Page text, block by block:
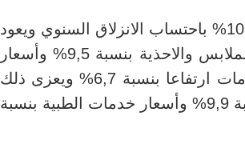
باحتساب الانزلاق السنوي ويعود
ذلك بالأساس الى ارتفاع أسعار مواد البناء بنسبة 9,4% وأسعار الملابس والاحذية بنسبة 9,5% وأسعار
مواد التنظيف بنسبة 10,1%. في ذات السياق شهدت أسعار الخدمات ارتفاعا بنسبة 6,7% ويعزى ذلك
بالأساس الى ارتفاع أسعار خدمات المطاعم والمقاهي والنزل بنسبة 9,9% وأسعار خدمات الطبية بنسبة